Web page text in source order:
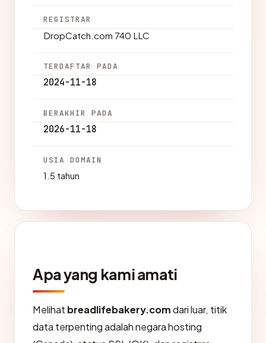
REGISTRAR
DropCatch.com 740 LLC
TERDAFTAR PADA
2024-11-18
BERAKHIR PADA
2026-11-18
USIA DOMAIN
1.5 tahun
Apa yang kami amati
Melihat breadlifebakery.comdari luar, titik
data terpenting adalah negara hosting